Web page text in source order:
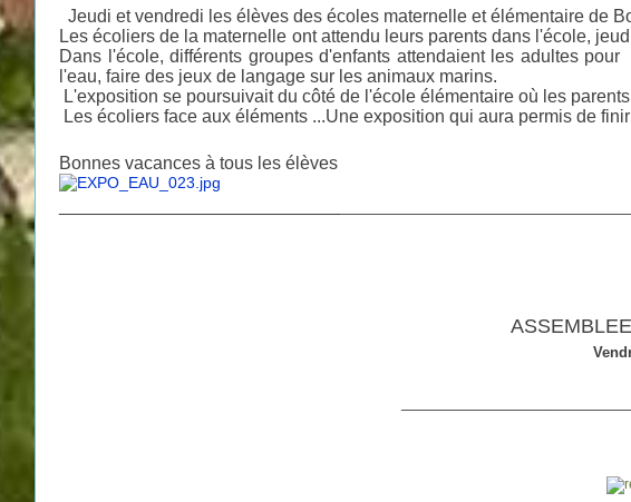
Jeudi et vendredi les élèves des écoles maternelle et élémentaire de
Les écoliers de la maternelle ont attendu leurs parents dans l'école,
Dans l'école, différents groupes d'enfants attendaient les adultes
l'eau, faire des jeux de langage sur les animaux marins.
L'exposition se poursuivait du côté de l'école élémentaire où les
Les écoliers face aux éléments ...Une exposition qui aura permis de
Bonnes vacances à tous les élèves